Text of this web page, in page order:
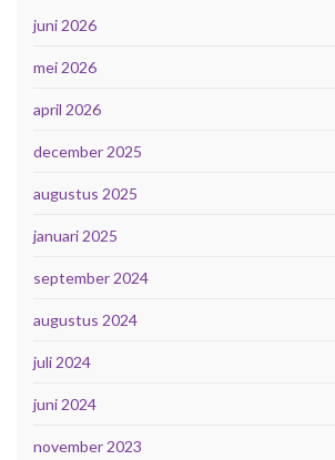
juni 2026
mei 2026
april 2026
december 2025
augustus 2025
januari 2025
september 2024
augustus 2024
juli 2024
juni 2024
november 2023